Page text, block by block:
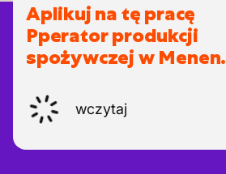
Aplikuj na tę pracę
Pperator produkcji
spożywczej w Menen.
wczytaj